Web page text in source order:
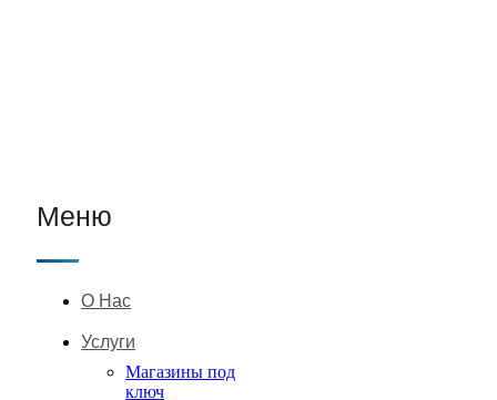
Меню
О Нас
Услуги
Магазины под
ключ